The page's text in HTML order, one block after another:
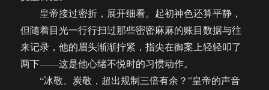
皇帝接过密折，展开细看。起初神色还算平静，
但随着目光一行行扫过那些密密麻麻的账目数据与往
来记录，他的眉头渐渐拧紧，指尖在御案上轻轻叩了
两下——这是他心绪不悦时的习惯动作。
“冰敬、炭敬，超出规制三倍有余？”皇帝的声音